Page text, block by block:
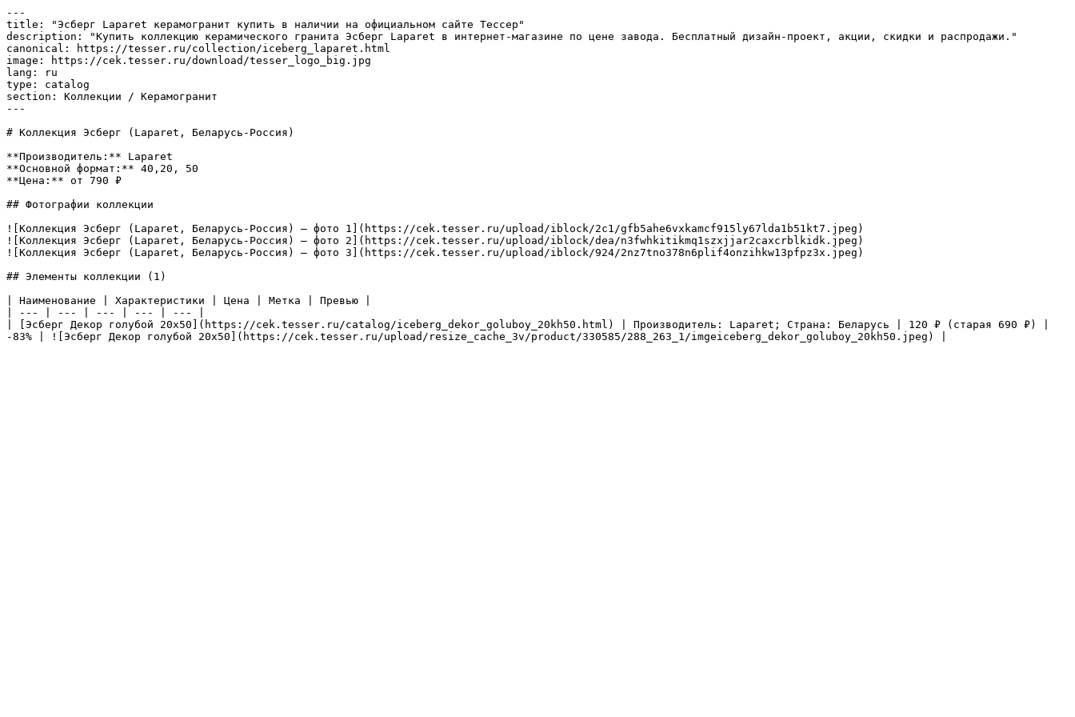
---
title: "Эсберг Laparet керамогранит купить в наличии на официальном сайте Тессер"
description: "Купить коллекцию керамического гранита Эсберг Laparet в интернет-магазине по цене завода. Бесплатный дизайн-проект, акции, скидки и распродажи."
canonical: https://tesser.ru/collection/iceberg_laparet.html
image: https://cek.tesser.ru/download/tesser_logo_big.jpg
lang: ru
type: catalog
section: Коллекции / Керамогранит
---
# Коллекция Эсберг (Laparet, Беларусь-Россия)
**Производитель:** Laparet
**Основной формат:** 40,20, 50
**Цена:** от 790 ₽
## Фотографии коллекции
![Коллекция Эсберг (Laparet, Беларусь-Россия) — фото 1](https://cek.tesser.ru/upload/iblock/2c1/gfb5ahe6vxkamcf915ly67lda1b51kt7.jpeg)
![Коллекция Эсберг (Laparet, Беларусь-Россия) — фото 2](https://cek.tesser.ru/upload/iblock/dea/n3fwhkitikmq1szxjjar2caxcrblkidk.jpeg)
![Коллекция Эсберг (Laparet, Беларусь-Россия) — фото 3](https://cek.tesser.ru/upload/iblock/924/2nz7tno378n6plif4onzihkw13pfpz3x.jpeg)
## Элементы коллекции (1)
| Наименование | Характеристики | Цена | Метка | Превью |
| --- | --- | --- | --- | --- |
| [Эсберг Декор голубой 20х50](https://cek.tesser.ru/catalog/iceberg_dekor_goluboy_20kh50.html) | Производитель: Laparet; Страна: Беларусь | 120 ₽ (старая 690 ₽) |
-83% | ![Эсберг Декор голубой 20х50](https://cek.tesser.ru/upload/resize_cache_3v/product/330585/288_263_1/imgeiceberg_dekor_goluboy_20kh50.jpeg) |